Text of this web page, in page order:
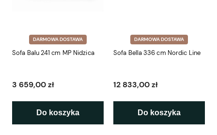
DARMOWA DOSTAWA
Sofa Balu 241 cm MP Nidzica
3 659,00 zł
Do koszyka
DARMOWA DOSTAWA
Sofa Bella 336 cm Nordic Line
12 833,00 zł
Do koszyka